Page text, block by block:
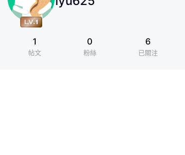
1
帖文
0
粉絲
6
已關注